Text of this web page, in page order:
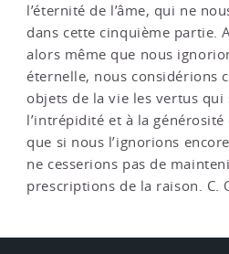
l’éternité de l’âme, qui ne
dans cette cinquième partie.
alors même que nous
éternelle, nous considérions
objets de la vie les vertus qui
l’intrépidité et à la générosité
que si nous l’ignorions
ne cesserions pas de
prescriptions de la raison. C.